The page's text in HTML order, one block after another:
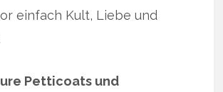
einfach Kult, Liebe und
Petticoats und